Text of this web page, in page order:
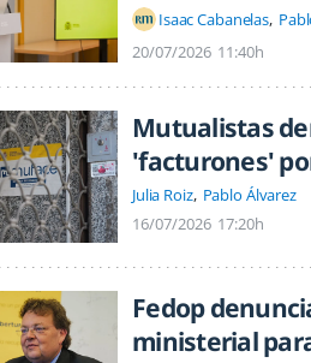
Isaac Cabanelas
20/07/2026 11:40h
Mutualistas
'facturones'
Julia Roiz Pablo Álvarez
16/07/2026 17:20h
Fedop
ministerial